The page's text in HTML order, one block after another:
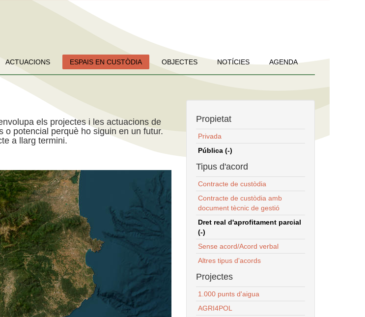
ACTUACIONS ESPAIS EN CUSTÒDIA OBJECTES NOTÍCIES AGENDA
els projectes i les actuacions de
potencial perquè ho siguin en un futur.
a llarg termini.
Propietat
Privada
Pública (-)
Tipus d'acord
Contracte de custòdia
Contracte de custòdia amb
document tècnic de gestió
Dret real d'aprofitament parcial
(-)
Sense acord/Acord verbal
Altres tipus d'acords
Projectes
1.000 punts d'aigua
AGRI4POL